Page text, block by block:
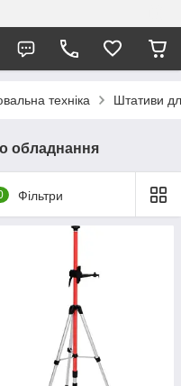
техніка Штативи
обладнання
Фільтри